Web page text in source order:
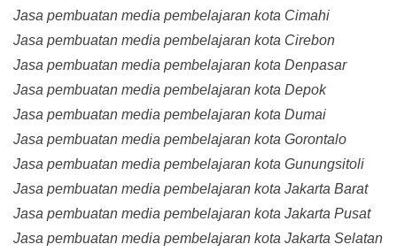
Jasa pembuatan media pembelajaran kota Cimahi
Jasa pembuatan media pembelajaran kota Cirebon
Jasa pembuatan media pembelajaran kota Denpasar
Jasa pembuatan media pembelajaran kota Depok
Jasa pembuatan media pembelajaran kota Dumai
Jasa pembuatan media pembelajaran kota Gorontalo
Jasa pembuatan media pembelajaran kota Gunungsitoli
Jasa pembuatan media pembelajaran kota Jakarta Barat
Jasa pembuatan media pembelajaran kota Jakarta Pusat
Jasa pembuatan media pembelajaran kota Jakarta Selatan